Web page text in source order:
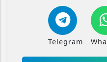
Telegram